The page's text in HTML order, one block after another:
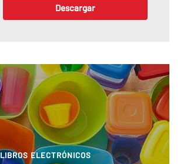
Descargar
LIBROS ELECTRÓNICOS